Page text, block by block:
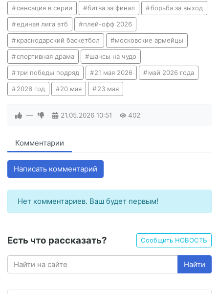
сенсация в серии битва за финал борьба за выход
единая лига втб плей-офф 2026
краснодарский баскетбол московские армейцы
спортивная драма шансы на чудо
три победы подряд 21 мая 2026 май 2026 года
2026 год 20 мая 23 мая
— 21.05.2026 10:51 402
Комментарии
Написать комментарий
Нет комментариев. Ваш будет первым!
Есть что рассказать? Сообщить НОВОСТЬ
Найти